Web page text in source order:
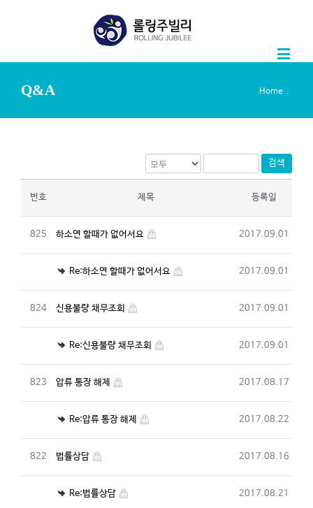
Q&A Home
검색
번호 제목 등록일
825 하소연 할때가 없어서요 2017.09.01
Re:하소연 할때가 없어서요 2017.09.01
824 신용불량 채무조회 2017.09.01
Re:신용불량 채무조회 2017.09.01
823 압류 통장 해제 2017.08.17
Re:압류 통장 해제 2017.08.22
822 법률상담 2017.08.16
Re:법률상담 2017.08.21